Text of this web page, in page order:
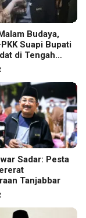
Budaya,
Suapi Bupati
di Tengah
Sadar: Pesta
Tanjabbar